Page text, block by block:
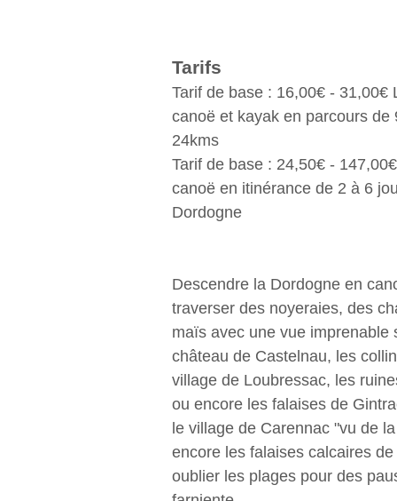
Tarifs
Tarif de base : 16,00€ - 31,00€
canoë et kayak en parcours de
24kms
Tarif de base : 24,50€ -
canoë en itinérance de 2 à 6
Dordogne
Descendre la Dordogne en
traverser des noyeraies, des
maïs avec une vue imprenable
château de Castelnau, les
village de Loubressac, les
ou encore les falaises de
le village de Carennac "vu de
encore les falaises calcaires
oublier les plages pour des